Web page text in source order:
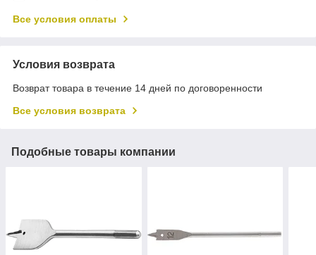
Все условия оплаты
Условия возврата
Возврат товара в течение 14 дней по договоренности
Все условия возврата
Подобные товары компании